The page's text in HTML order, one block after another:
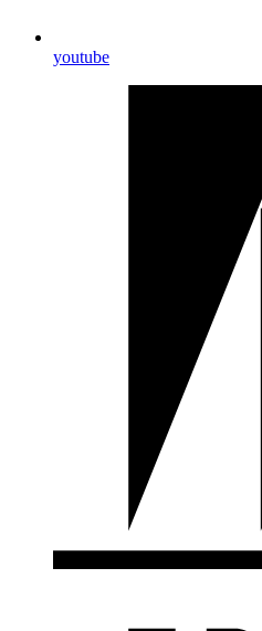
youtube